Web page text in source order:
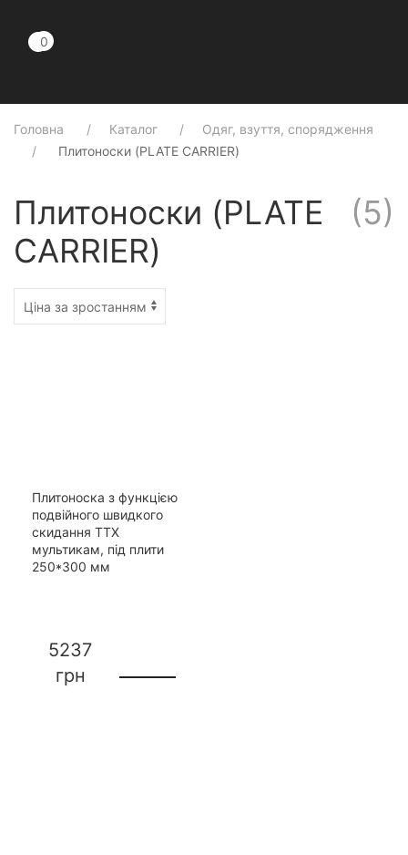
00
Головна Каталог
Одяг, взуття, спорядження
Плитоноски (PLATE CARRIER)
Плитоноски (PLATE
CARRIER)
(5)
Плитоноска з функцією
подвійного швидкого
скидання ТТХ
мультикам, під плити
250*300 мм
5237
грн